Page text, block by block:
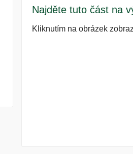
Najděte tuto část na
Kliknutím na obrázek